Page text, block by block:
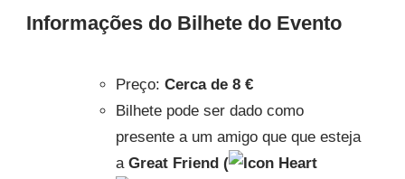
Informações do Bilhete do Evento
Preço: Cerca de 8 €
Bilhete pode ser dado como
presente a um amigo que que esteja
a Great Friend (